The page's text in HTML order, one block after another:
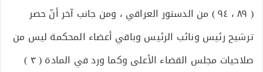
( ٨٩ ، ٩٤ ) من الدستور العراقي ، ومن جانب آخر أنّ حصر
ترشيح رئيس ونائب الرئيس وباقي أعضاء المحكمة ليس من
صلاحيات مجلس القضاء الأعلى وكما ورد في المادة ( ٣ )